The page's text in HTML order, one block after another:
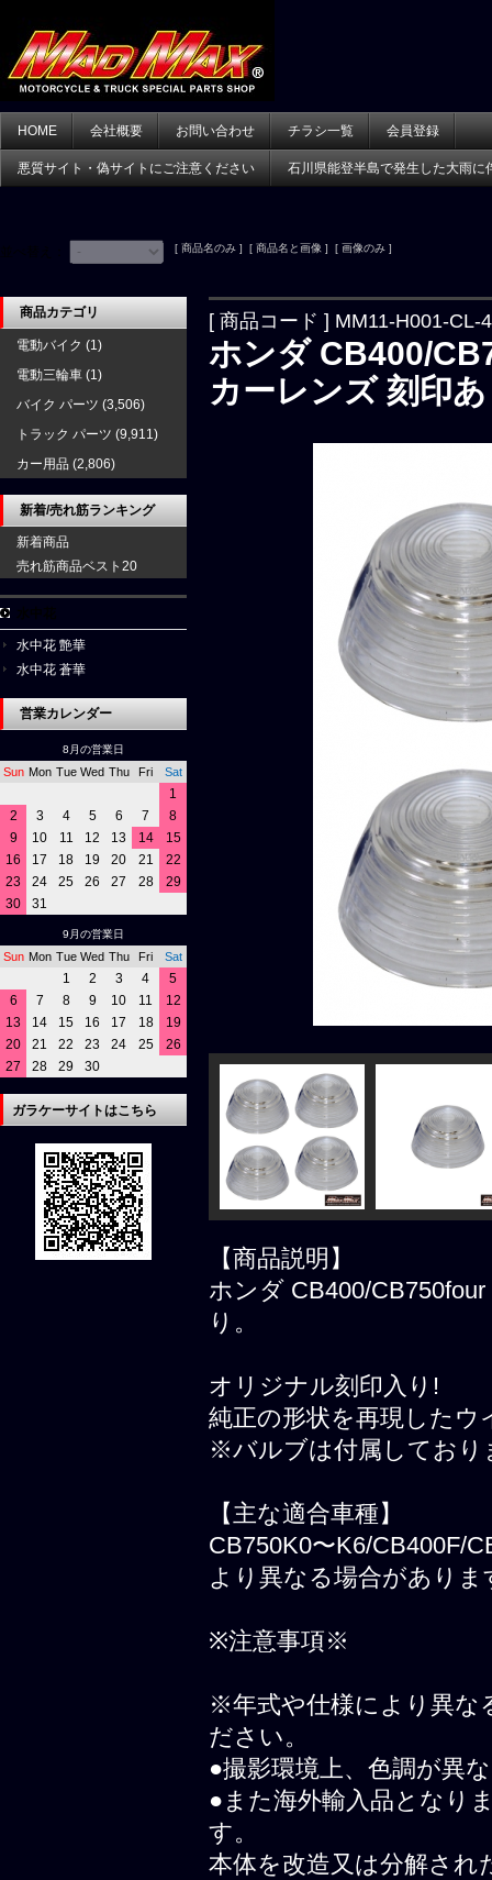
HOME 会社概要 お問い合わせ チラシ一覧 会員登録
悪質サイト・偽サイトにご注意ください 石川県能登半島で発生した大雨に
[ 商品名のみ ] [ 商品名と画像 ] [ 画像のみ ]
[ 商品コード ] MM11-H001-CL-4
ホンダ CB400/
カーレンズ 刻印
【商品説明】
ホンダ CB400/
り。
オリジナル刻印入り!
純正の形状を再現した
※バルブは付属しており
【主な適合車種】
CB750K0〜K6/CB400F/
より異なる場合があり
※注意事項※
※年式や仕様により異な
ださい。
●撮影環境上、色調が異
●また海外輸入品となり
す。
本体を改造又は分解され
商品カテゴリ
電動バイク (1)
電動三輪車 (1)
バイク パーツ (3,506)
トラック パーツ (9,911)
カー用品 (2,806)
新着/売れ筋ランキング
新着商品
売れ筋商品ベスト20
水中花 艶華
水中花 蒼華
営業カレンダー
8月の営業日
Sun Mon Tue Wed Thu Fri Sat
1
2
3 4 5 6 7
8
9
10 11 12 13 14
15
16
17 18 19 20 21
22
23
24 25 26 27 28
29
30
31
9月の営業日
Sun Mon Tue Wed Thu Fri Sat
1 2 3 4
5
6
7 8 9 10 11
12
13
14 15 16 17 18
19
20
21 22 23 24 25
26
27
28 29 30
ガラケーサイトはこちら